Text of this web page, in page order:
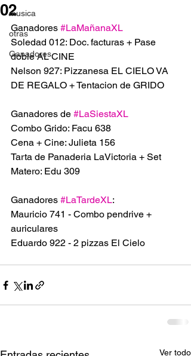
musica
otras
Ganadores
02
Ganadores #LaMañanaXL
Soledad 012: Doc. facturas + Pase
doble AL CINE
Nelson 927: Pizzanesa EL CIELO VA
DE REGALO + Tentacion de GRIDO
Ganadores de #LaSiestaXL
Combo Grido: Facu 638
Cena + Cine: Julieta 156
Tarta de Panaderia LaVictoria + Set
Matero: Edu 309
Ganadores #LaTardeXL:
Mauricio 741 - Combo pendrive +
auriculares
Eduardo 922 - 2 pizzas El Cielo
Ver todo